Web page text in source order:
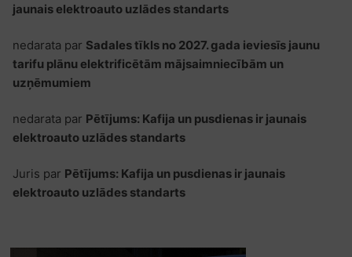
jaunais elektroauto uzlādes standarts
nedarata par Sadales tīkls no 2027. gada ieviesīs jaunu
tarifu plānu elektrificētām mājsaimniecībām un
uzņēmumiem
nedarata par Pētījums: Kafija un pusdienas ir jaunais
elektroauto uzlādes standarts
Juris par Pētījums: Kafija un pusdienas ir jaunais
elektroauto uzlādes standarts